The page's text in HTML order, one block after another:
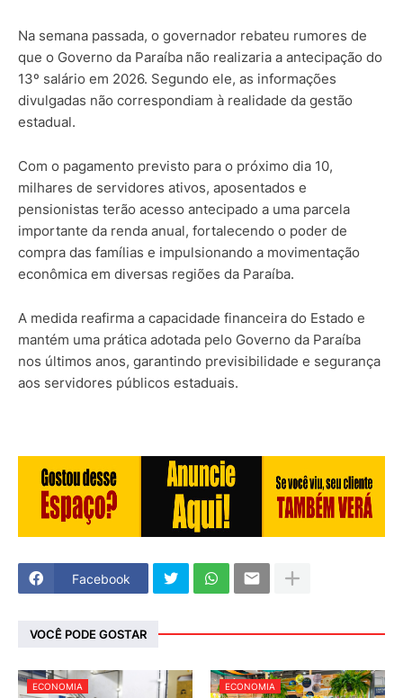
Na semana passada, o governador rebateu rumores de
que o Governo da Paraíba não realizaria a antecipação do
13º salário em 2026. Segundo ele, as informações
divulgadas não correspondiam à realidade da gestão
estadual.
Com o pagamento previsto para o próximo dia 10,
milhares de servidores ativos, aposentados e
pensionistas terão acesso antecipado a uma parcela
importante da renda anual, fortalecendo o poder de
compra das famílias e impulsionando a movimentação
econômica em diversas regiões da Paraíba.
A medida reafirma a capacidade financeira do Estado e
mantém uma prática adotada pelo Governo da Paraíba
nos últimos anos, garantindo previsibilidade e segurança
aos servidores públicos estaduais.
Facebook
VOCÊ PODE GOSTAR
ECONOMIA ECONOMIA